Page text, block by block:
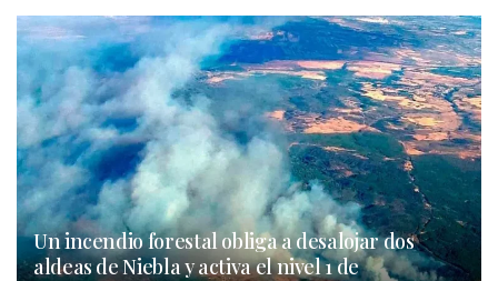
Un incendio forestal obliga a desalojar dos
aldeas de Niebla y activa el nivel 1 de